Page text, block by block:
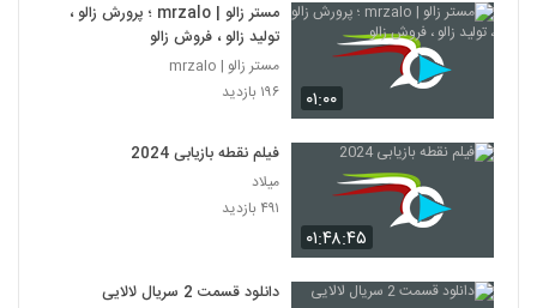
۰۱:۰۰
مستر زالو | mrzalo ؛ پرورش زالو ،
تولید زالو ، فروش زالو
مستر زالو | mrzalo
۱۹۶ بازدید
۰۱:۴۸:۴۵
فیلم نقطه بازیابی 2024
میلاد
۴۹۱ بازدید
دانلود قسمت 2 سریال لالایی